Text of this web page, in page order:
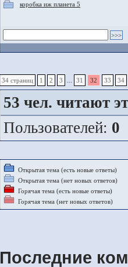
коробка иж планета 5
34 страниц 1 2 3 31 32 33 34
53 чел. читают
Пользователей: 0
Открытая тема (есть новые ответы)
Открытая тема (нет новых ответов)
Горячая тема (есть новые ответы)
Горячая тема (нет новых ответов)
Последние